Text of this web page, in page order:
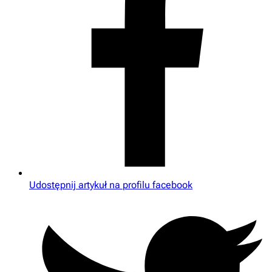
Udostępnij artykuł na profilu facebook